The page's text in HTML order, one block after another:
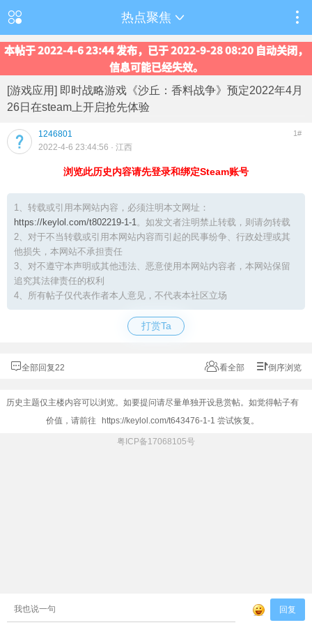
热点聚焦
本帖于 2022-4-6 23:44 发布，已于 2022-9-28 08:20 自动关闭，
信息可能已经失效。
[游戏应用] 即时战略游戏《沙丘：香料战争》预定2022年4月
26日在steam上开启抢先体验
1246801 1#
2022-4-6 23:44:56 · 江西
浏览此历史内容请先登录和绑定Steam账号
1、转载或引用本网站内容，必须注明本文网址：
https://keylol.com/t802219-1-1。如发文者注明禁止转载，则请勿转载
2、对于不当转载或引用本网站内容而引起的民事纷争、行政处理或其
他损失，本网站不承担责任
3、对不遵守本声明或其他违法、恶意使用本网站内容者，本网站保留
追究其法律责任的权利
4、所有帖子仅代表作者本人意见，不代表本社区立场
打赏Ta
全部回复22 看全部 倒序浏览
历史主题仅主楼内容可以浏览。如要提问请尽量单独开设悬赏帖。如觉得帖子有
价值，请前往
https://keylol.com/t643476-1-1 尝试恢复。
粤ICP备17068105号